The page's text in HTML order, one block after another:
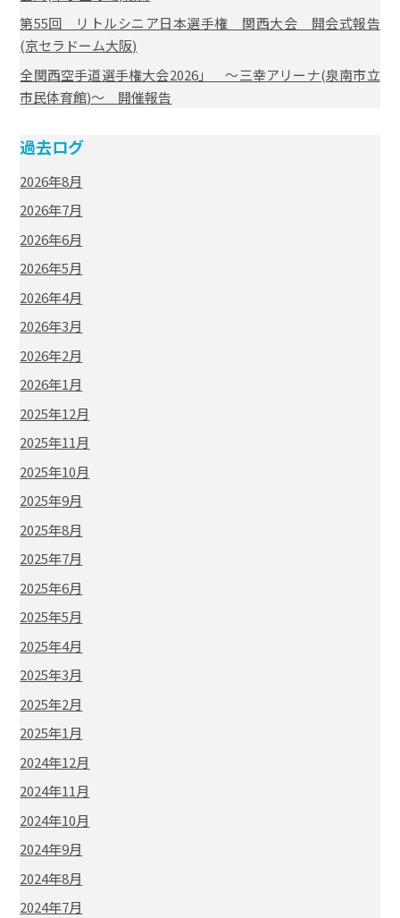
第55回 リトルシニア日本選手権 関西大会 開会式報告
(京セラドーム大阪)
全関西空手道選手権大会2026」 ～三幸アリーナ(泉南市立
市民体育館)～ 開催報告
過去ログ
2026年8月
2026年7月
2026年6月
2026年5月
2026年4月
2026年3月
2026年2月
2026年1月
2025年12月
2025年11月
2025年10月
2025年9月
2025年8月
2025年7月
2025年6月
2025年5月
2025年4月
2025年3月
2025年2月
2025年1月
2024年12月
2024年11月
2024年10月
2024年9月
2024年8月
2024年7月